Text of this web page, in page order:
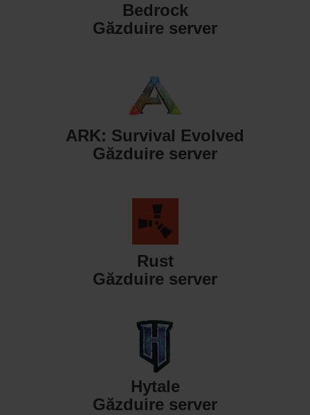
Bedrock
Găzduire server
ARK: Survival Evolved
Găzduire server
Rust
Găzduire server
Hytale
Găzduire server